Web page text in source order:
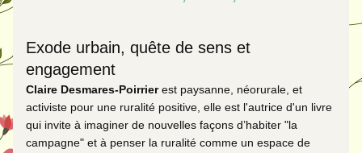
Exode urbain, quête de sens et
engagement
Claire Desmares-Poirrier est paysanne, néorurale, et
activiste pour une ruralité positive, elle est l'autrice d'un livre
qui invite à imaginer de nouvelles façons d’habiter "la
campagne" et à penser la ruralité comme un espace de